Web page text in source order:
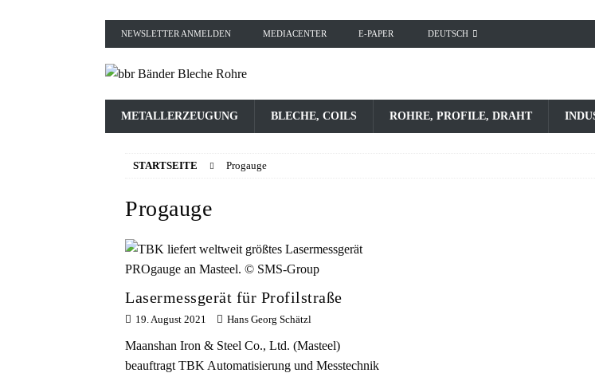
NEWSLETTER ANMELDEN MEDIACENTER E-PAPER DEUTSCH
METALLERZEUGUNG BLECHE, COILS ROHRE, PROFILE, DRAHT
STARTSEITE Progauge
Progauge
Lasermessgerät für Profilstraße
19. August 2021 Hans Georg Schätzl
Maanshan Iron & Steel Co., Ltd. (Masteel)
beauftragt TBK Automatisierung und Messtechnik